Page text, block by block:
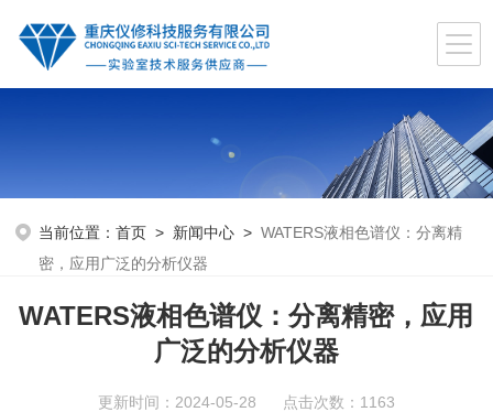
当前位置：首页 > 新闻中心 >WATERS液相色谱仪：分离精
密，应用广泛的分析仪器
WATERS液相色谱仪：分离精密，应用
广泛的分析仪器
更新时间：2024-05-28 点击次数：1163